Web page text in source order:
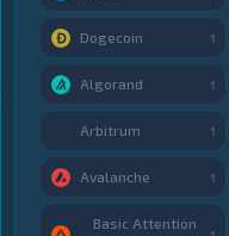
Dogecoin 1
Algorand 1
Arbitrum 1
Avalanche 1
Basic Attention